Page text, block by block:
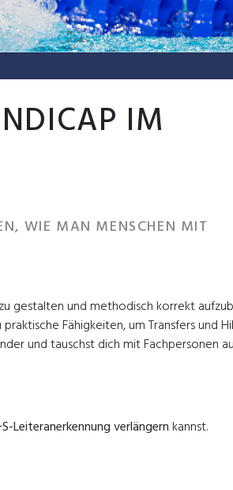
IM
WIE MAN MENSCHEN MIT
gestalten und methodisch korrekt
Fähigkeiten, um Transfers und
und tauschst dich mit Fachpersonen
Leiteranerkennungverlängernkannst.